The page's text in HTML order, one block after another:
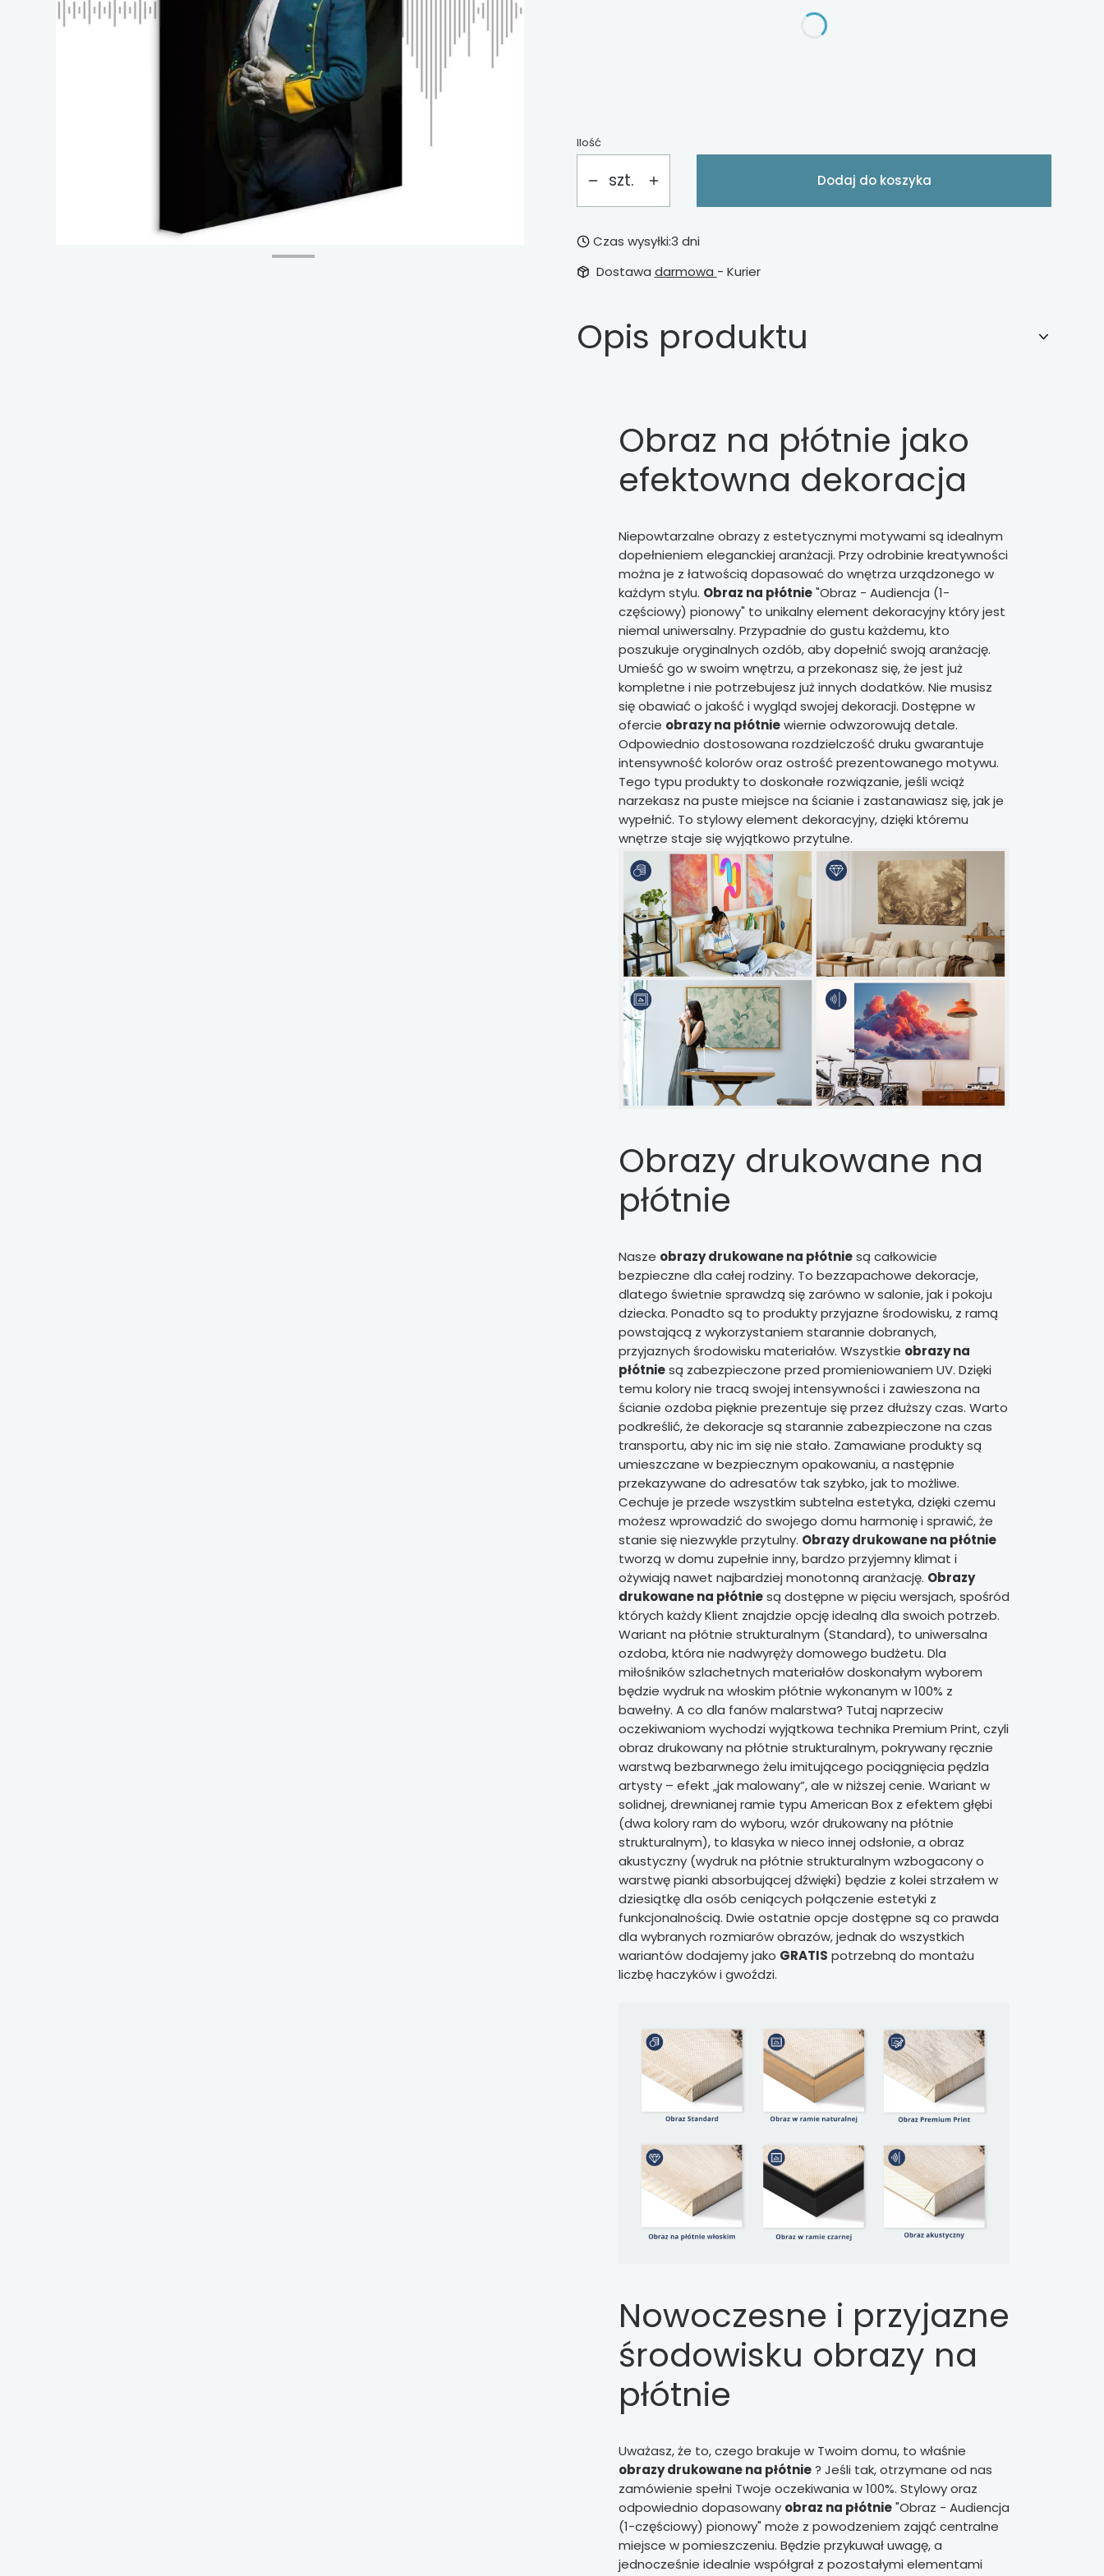
Ilość
szt. Dodaj do koszyka
Czas wysyłki:3 dni
Dostawa darmowa - Kurier
Opis produktu
Obraz na płótnie jako
efektowna dekoracja
Niepowtarzalne obrazy z estetycznymi motywami są idealnym
dopełnieniem eleganckiej aranżacji. Przy odrobinie kreatywności
można je z łatwością dopasować do wnętrza urządzonego w
każdym stylu. Obraz na płótnie"Obraz - Audiencja (1-
częściowy) pionowy" to unikalny element dekoracyjny który jest
niemal uniwersalny. Przypadnie do gustu każdemu, kto
poszukuje oryginalnych ozdób, aby dopełnić swoją aranżację.
Umieść go w swoim wnętrzu, a przekonasz się, że jest już
kompletne i nie potrzebujesz już innych dodatków. Nie musisz
się obawiać o jakość i wygląd swojej dekoracji. Dostępne w
ofercie obrazy na płótniewiernie odwzorowują detale.
Odpowiednio dostosowana rozdzielczość druku gwarantuje
intensywność kolorów oraz ostrość prezentowanego motywu.
Tego typu produkty to doskonałe rozwiązanie, jeśli wciąż
narzekasz na puste miejsce na ścianie i zastanawiasz się, jak je
wypełnić. To stylowy element dekoracyjny, dzięki któremu
wnętrze staje się wyjątkowo przytulne.
Obrazy drukowane na
płótnie
Nasze obrazy drukowane na płótniesą całkowicie
bezpieczne dla całej rodziny. To bezzapachowe dekoracje,
dlatego świetnie sprawdzą się zarówno w salonie, jak i pokoju
dziecka. Ponadto są to produkty przyjazne środowisku, z ramą
powstającą z wykorzystaniem starannie dobranych,
przyjaznych środowisku materiałów. Wszystkie obrazy na
płótniesą zabezpieczone przed promieniowaniem UV. Dzięki
temu kolory nie tracą swojej intensywności i zawieszona na
ścianie ozdoba pięknie prezentuje się przez dłuższy czas. Warto
podkreślić, że dekoracje są starannie zabezpieczone na czas
transportu, aby nic im się nie stało. Zamawiane produkty są
umieszczane w bezpiecznym opakowaniu, a następnie
przekazywane do adresatów tak szybko, jak to możliwe.
Cechuje je przede wszystkim subtelna estetyka, dzięki czemu
możesz wprowadzić do swojego domu harmonię i sprawić, że
stanie się niezwykle przytulny. Obrazy drukowane na płótnie
tworzą w domu zupełnie inny, bardzo przyjemny klimat i
ożywiają nawet najbardziej monotonną aranżację. Obrazy
drukowane na płótniesą dostępne w pięciu wersjach, spośród
których każdy Klient znajdzie opcję idealną dla swoich potrzeb.
Wariant na płótnie strukturalnym (Standard), to uniwersalna
ozdoba, która nie nadwyręży domowego budżetu. Dla
miłośników szlachetnych materiałów doskonałym wyborem
będzie wydruk na włoskim płótnie wykonanym w 100% z
bawełny. A co dla fanów malarstwa? Tutaj naprzeciw
oczekiwaniom wychodzi wyjątkowa technika Premium Print, czyli
obraz drukowany na płótnie strukturalnym, pokrywany ręcznie
warstwą bezbarwnego żelu imitującego pociągnięcia pędzla
artysty – efekt „jak malowany”, ale w niższej cenie. Wariant w
solidnej, drewnianej ramie typu American Box z efektem głębi
(dwa kolory ram do wyboru, wzór drukowany na płótnie
strukturalnym), to klasyka w nieco innej odsłonie, a obraz
akustyczny (wydruk na płótnie strukturalnym wzbogacony o
warstwę pianki absorbującej dźwięki) będzie z kolei strzałem w
dziesiątkę dla osób ceniących połączenie estetyki z
funkcjonalnością. Dwie ostatnie opcje dostępne są co prawda
dla wybranych rozmiarów obrazów, jednak do wszystkich
wariantów dodajemy jako GRATIS potrzebną do montażu
liczbę haczyków i gwoździ.
Nowoczesne i przyjazne
środowisku obrazy na
płótnie
Uważasz, że to, czego brakuje w Twoim domu, to właśnie
obrazy drukowane na płótnie? Jeśli tak, otrzymane od nas
zamówienie spełni Twoje oczekiwania w 100%. Stylowy oraz
odpowiednio dopasowany obraz na płótnie"Obraz - Audiencja
(1-częściowy) pionowy" może z powodzeniem zająć centralne
miejsce w pomieszczeniu. Będzie przykuwał uwagę, a
jednocześnie idealnie współgrał z pozostałymi elementami